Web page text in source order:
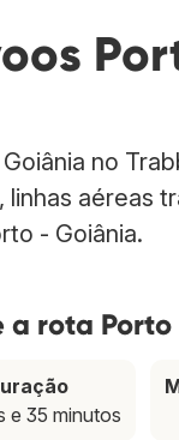
no
aéreas
- Goiânia.
a rota
e 35 minutos